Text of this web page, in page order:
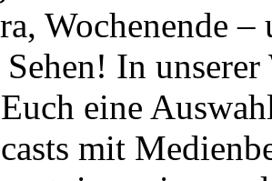
Wochenende
In unserer
eine
mit